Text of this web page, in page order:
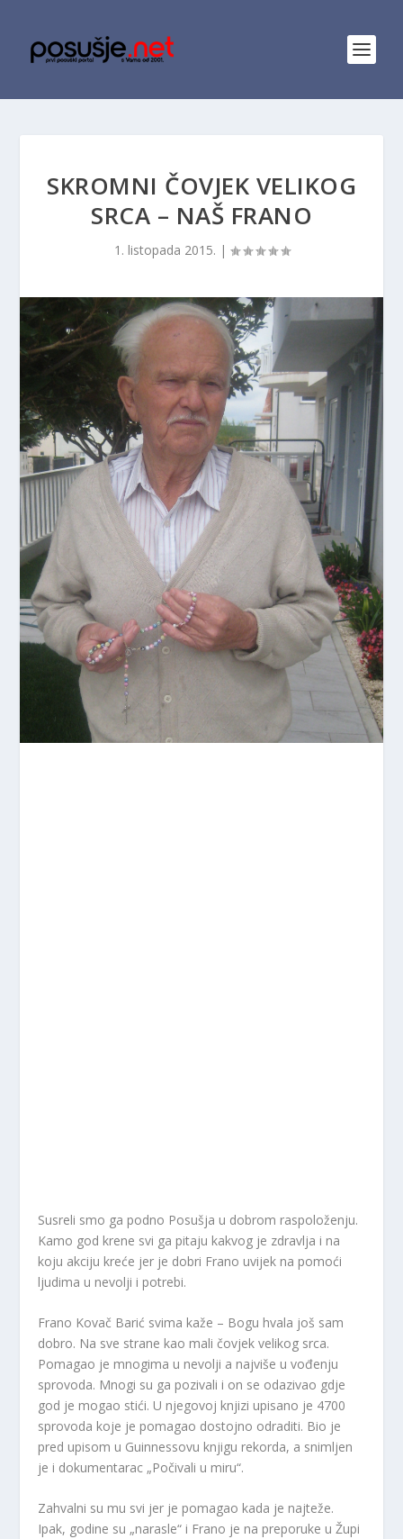
SKROMNI ČOVJEK VELIKOG
SRCA – NAŠ FRANO
1. listopada 2015. |
Susreli smo ga podno Posušja u dobrom raspoloženju.
Kamo god krene svi ga pitaju kakvog je zdravlja i na
koju akciju kreće jer je dobri Frano uvijek na pomoći
ljudima u nevolji i potrebi.
Frano Kovač Barić svima kaže – Bogu hvala još sam
dobro. Na sve strane kao mali čovjek velikog srca.
Pomagao je mnogima u nevolji a najviše u vođenju
sprovoda. Mnogi su ga pozivali i on se odazivao gdje
god je mogao stići. U njegovoj knjizi upisano je 4700
sprovoda koje je pomagao dostojno odraditi. Bio je
pred upisom u Guinnessovu knjigu rekorda, a snimljen
je i dokumentarac „Počivali u miru“.
Zahvalni su mu svi jer je pomagao kada je najteže.
Ipak, godine su „narasle“ i Frano je na preporuke u Župi